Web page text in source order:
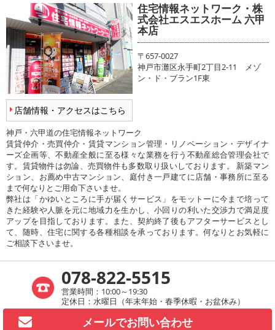
店舗情報・アクセスはこちら
住宅情報ネットワーク・株
式会社エスエスホーム 六甲
本店
〒657-0027
神戸市灘区永手町2丁目2-11 メゾ
ン・ド・ブラン1F東
神戸・六甲道の住宅情報ネットワーク
賃貸仲介・売買仲介・賃貸マンション管理・リノベーション・デザイナ
ーズ企画等、不動産全般に至る様々な業務を行う不動産総合管理会社で
す。賃貸物件は勿論、売買物件も多数取り扱いしております。 新築マン
ション、お薦め中古マンション、庭付き一戸建てに店舗・事務所に至る
まで何なりとご用命下さいませ。
弊社は「かゆいところに手が届くサービス」をモットーに今まで培って
きた経験や人脈を元に地域力を生かし、小回りの利いた交渉力で満足度
アップを目指しております。また、契約終了後もアフターサービスとし
て、随時、住宅に関する各種相談を承っております。何なりとお気軽に
ご相談下さいませ。
078-822-5515
営業時間：10:00～19:30
定休日：水曜日（年末年始・春季休暇・お盆休み）
メールでお問い合わせ